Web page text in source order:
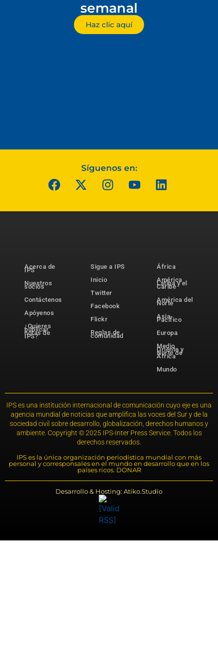
semanal
Haz clic aquí
Síguenos en:
Acerca de
IPS
Nuestros
socios
Contáctenos
Apóyenos
¿Quieres
publicar
notas de
IPS?
Sigue a IPS
Inicio
Twitter
Facebook
Flickr
Reglas de
comunidad
África
América
Latina y el
Caribe
América del
Norte
Asia-
Pacífico
Europa
Medio
Oriente y
Norte de
África
Mundo
IPS es una institución internacional de comunicación cuyo eje es una
agencia mundial de noticias que amplifica las voces del Sur y de la
sociedad civil sobre desarrollo, globalización, derechos humanos y
ambiente. Copyright © 2025 IPS-Inter Press Service. Todos los
derechos reservados.
IPS es la única organización periodística mundial con más
personal y corresponsales en el mundo en desarrollo que en los
países ricos. DONAR
Desarrollo & Hosting: Atiko.Studio